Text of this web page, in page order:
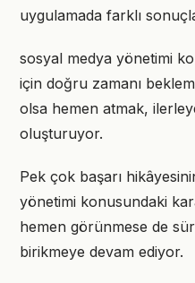
uygulamada farklı
sosyal medya yönetimi
için doğru zamanı
olsa hemen atmak,
oluşturuyor.
Pek çok başarı
yönetimi konusundaki
hemen görünmese de
birikmeye devam ediyor.